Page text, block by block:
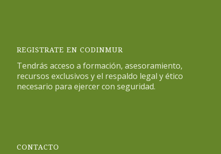
REGISTRATE EN CODINMUR
Tendrás acceso a formación, asesoramiento,
recursos exclusivos y el respaldo legal y ético
necesario para ejercer con seguridad.
CONTACTO